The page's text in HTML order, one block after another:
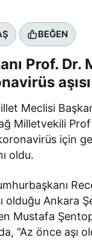
BEĞEN
Prof. Dr.
aşısı
Meclisi
Milletvekili
için
oldu.
olduğu Ankara
Mustafa Şentop
“Az önce aşı